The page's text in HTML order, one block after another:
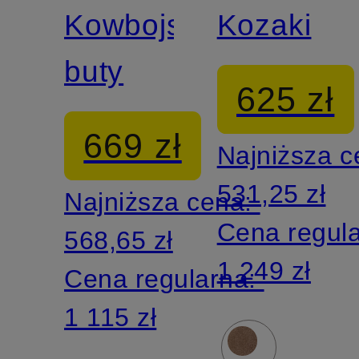
Kowbojskie
buty
669 zł
Najniższa cena:
568,65 zł
Cena regularna:
1 115 zł
Kozaki
625 zł
Najniższa
531,25 zł
Cena
1 249 zł